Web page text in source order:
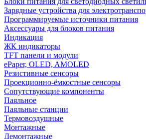
Зарядные устройства для
Программируемые источники питания
Аксессуары для блоков питания
Индикация
ЖК индикаторы
TFT панели и модули
ePaper, OLED, AMOLED
Резистивные сенсоры
Проекционно-ёмкостные сенсоры
Сопутствующие компоненты
Паяльное
Паяльные станции
Термовоздушные
Монтажные
Демонтажные